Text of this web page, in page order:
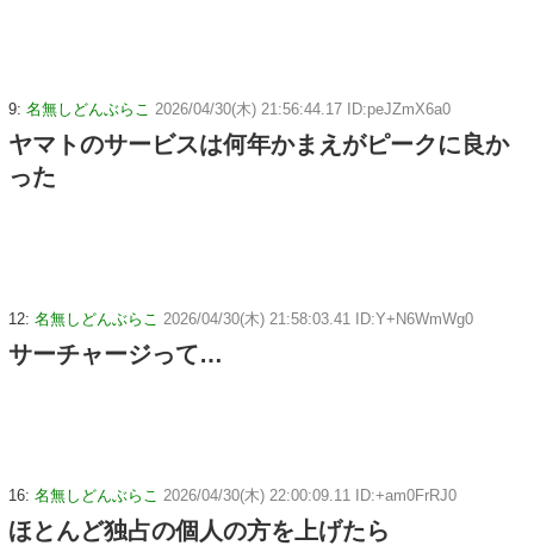
9: 名無しどんぶらこ 2026/04/30(木) 21:56:44.17 ID:peJZmX6a0
ヤマトのサービスは何年かまえがピークに良か
った
12: 名無しどんぶらこ 2026/04/30(木) 21:58:03.41 ID:Y+N6WmWg0
サーチャージって…
16: 名無しどんぶらこ 2026/04/30(木) 22:00:09.11 ID:+am0FrRJ0
ほとんど独占の個人の方を上げたら